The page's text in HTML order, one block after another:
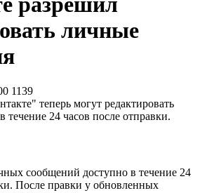
личные
1139
теперь могут редактировать
24 часов после отправки.
сообщений доступно в течение 24
После правки у обновленных